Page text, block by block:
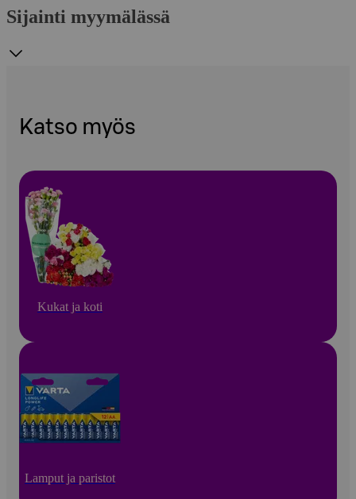
Sijainti myymälässä
Katso myös
Kukat ja koti
Lamput ja paristot